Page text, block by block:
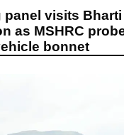
panel visits
as MSHRC
bonnet